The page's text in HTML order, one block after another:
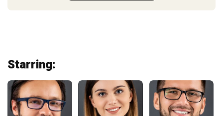
Starring: